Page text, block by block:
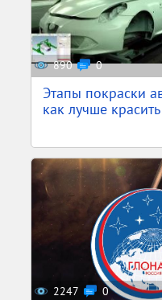
890 0
Этапы покраски
как лучше
2247 0